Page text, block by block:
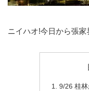
ニイハオ!今日から張家
9/26 桂